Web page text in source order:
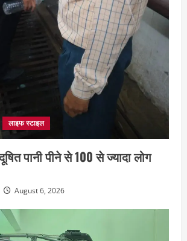
लाइफ स्टाइल
पानी पीने से 100 से ज्यादा लोग
August 6, 2026